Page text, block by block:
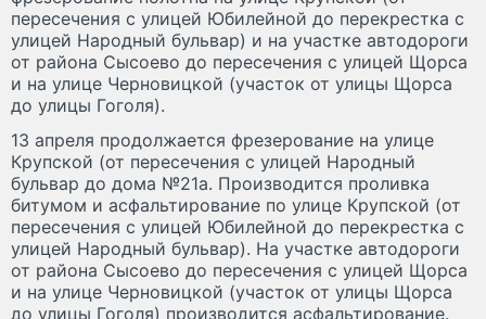
пересечения с улицей Юбилейной до перекрестка с
улицей Народный бульвар) и на участке автодороги
от района Сысоево до пересечения с улицей Щорса
и на улице Черновицкой (участок от улицы Щорса
до улицы Гоголя).
13 апреля продолжается фрезерование на улице
Крупской (от пересечения с улицей Народный
бульвар до дома №21а. Производится проливка
битумом и асфальтирование по улице Крупской (от
пересечения с улицей Юбилейной до перекрестка с
улицей Народный бульвар). На участке автодороги
от района Сысоево до пересечения с улицей Щорса
и на улице Черновицкой (участок от улицы Щорса
до улицы Гоголя) производится асфальтирование.